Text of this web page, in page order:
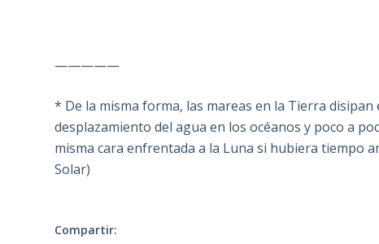
—————
* De la misma forma, las mareas en la Tierra
desplazamiento del agua en los océanos y poco a
misma cara enfrentada a la Luna si hubiera tiempo
Solar)
Compartir: